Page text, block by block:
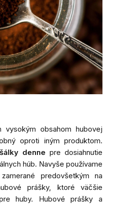
obsahom hubovej
oproti iným produktom.
denne pre dosiahnutie
húb. Navyše používame
predovšetkým na
prášky, ktoré väčšie
huby. Hubové prášky a